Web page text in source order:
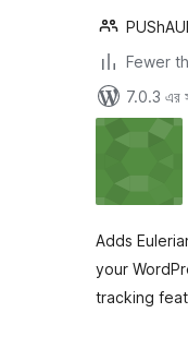
Fewer
7.0.3 এর
Adds
your
tracking